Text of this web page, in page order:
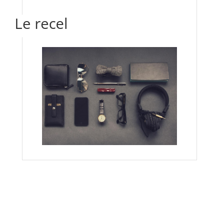
Le recel